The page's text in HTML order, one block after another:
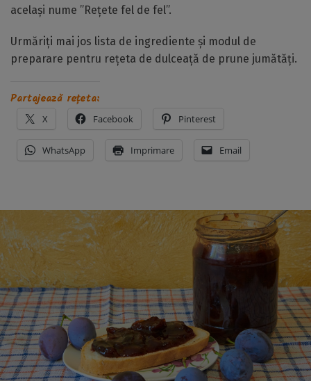
același nume ”Rețete fel de fel”.
Urmăriți mai jos lista de ingrediente și modul de
preparare pentru rețeta de dulceață de prune jumătăți.
Partajează rețeta:
X Facebook Pinterest
WhatsApp Imprimare Email